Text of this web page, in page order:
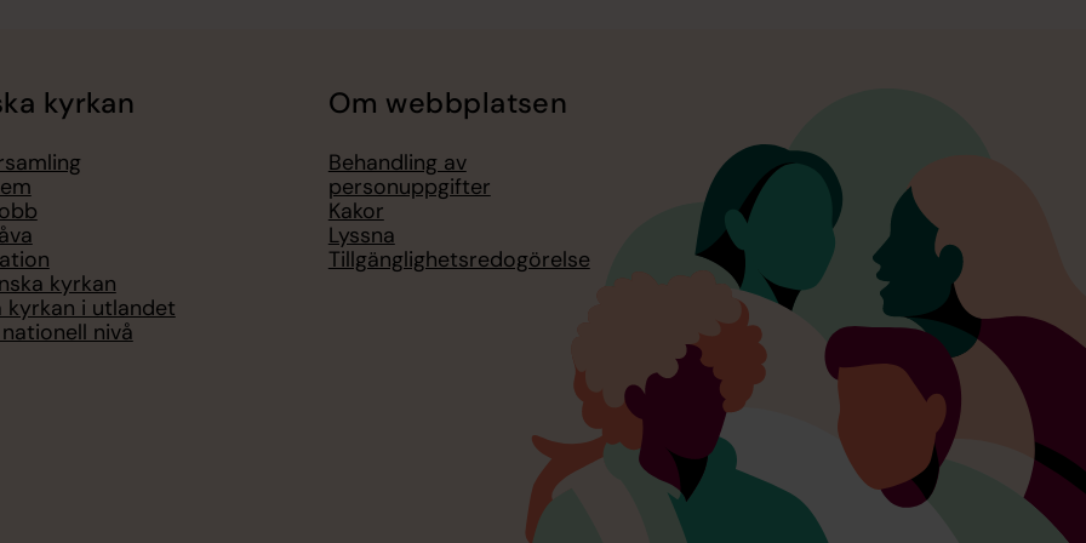
kyrkan
kyrkan
kyrkan i utlandet
nivå
Om webbplatsen
Behandling av
personuppgifter
Kakor
Lyssna
Tillgänglighetsredogörelse